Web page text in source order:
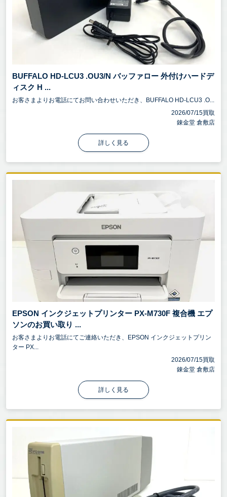
BUFFALO HD-LCU3 .OU3/N バッファロー 外付けハードデ
ィスク H ...
お客さまよりお電話にてお問い合わせいただき、BUFFALO HD-LCU3 .O...
2026/07/15買取
錬金堂 倉敷店
詳しく見る
EPSON インクジェットプリンター PX-M730F 複合機 エプ
ソンのお買い取り ...
お客さまよりお電話にてご連絡いただき、EPSON インクジェットプリン
ター PX...
2026/07/15買取
錬金堂 倉敷店
詳しく見る